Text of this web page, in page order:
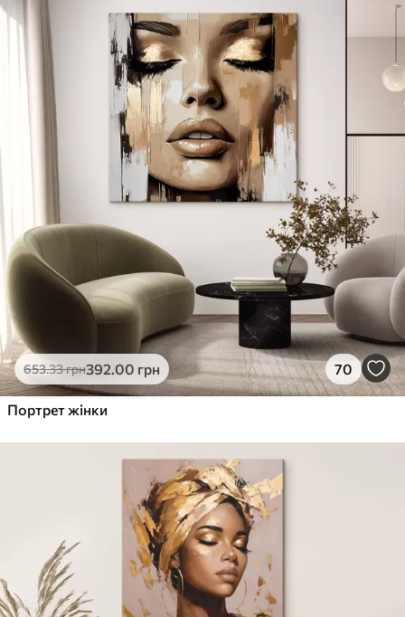
Яскраві, насичені кольори
Стійкість до вицвітання
Безпечне чорнило без запаху
Поверхня з текстурою полотна
Екологічний матеріал
Преміум
✓Стійкість до вицвітання
✓Безпечне чорнило без запаху
✓ Поверхня з текстурою полотна
Екологічний матеріал
Еко-Преміум
.00грн
✓Яскраві, насичені кольори
Поверхня з текстурою полотна
Екологічний матеріал
653.33грн392.00 грн 70
Портрет жінки